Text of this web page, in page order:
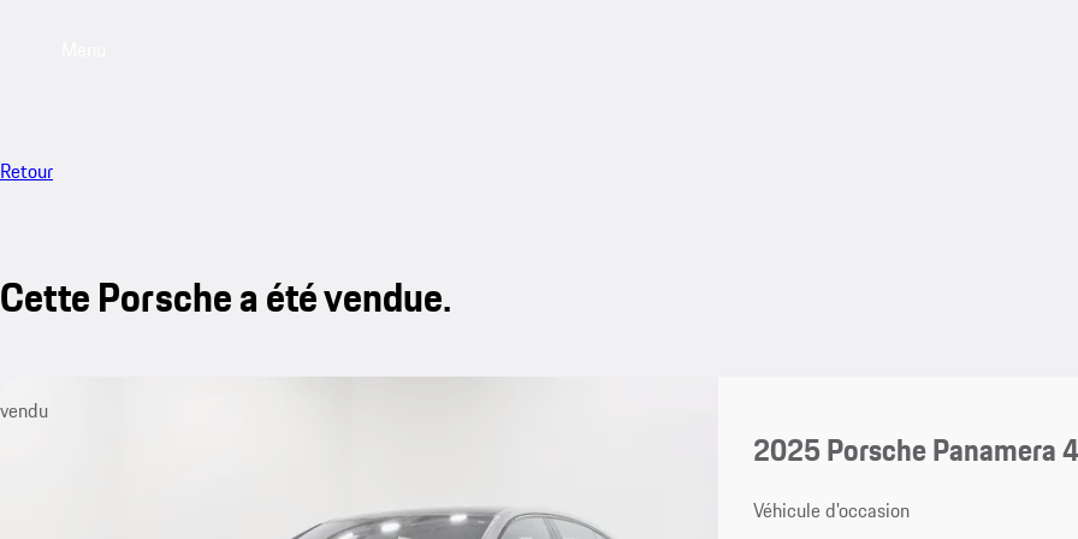
Retour
Cette Porsche a été vendue.
vendu
2025 Porsche Panamera 4
Véhicule d'occasion